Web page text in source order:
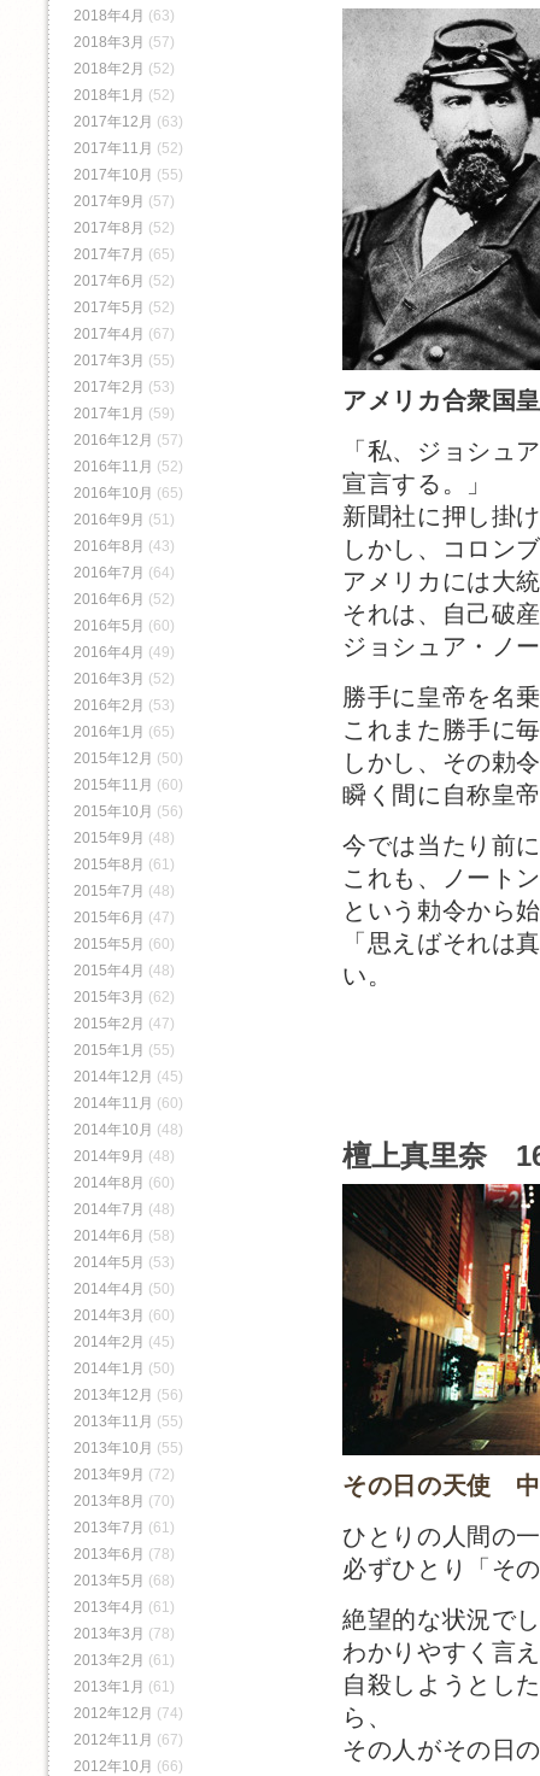
アメリカ合衆国
「私、ジョシュ
宣言する。」
新聞社に押し掛
しかし、コロン
アメリカには大
それは、自己破
ジョシュア・ノ
勝手に皇帝を名
これまた勝手に
しかし、その勅
瞬く間に自称皇
今では当たり前
これも、ノート
という勅令から
「思えばそれは
い。
檀上真里奈
その日の天使
ひとりの人間の
必ずひとり「そ
絶望的な状況で
わかりやすく言
自殺しようとし
ら、
その人がその日
2018年4月 (63)
2018年3月 (57)
2018年2月 (52)
2018年1月 (52)
2017年12月 (63)
2017年11月 (52)
2017年10月 (55)
2017年9月 (57)
2017年8月 (52)
2017年7月 (65)
2017年6月 (52)
2017年5月 (52)
2017年4月 (67)
2017年3月 (55)
2017年2月 (53)
2017年1月 (59)
2016年12月 (57)
2016年11月 (52)
2016年10月 (65)
2016年9月 (51)
2016年8月 (43)
2016年7月 (64)
2016年6月 (52)
2016年5月 (60)
2016年4月 (49)
2016年3月 (52)
2016年2月 (53)
2016年1月 (65)
2015年12月 (50)
2015年11月 (60)
2015年10月 (56)
2015年9月 (48)
2015年8月 (61)
2015年7月 (48)
2015年6月 (47)
2015年5月 (60)
2015年4月 (48)
2015年3月 (62)
2015年2月 (47)
2015年1月 (55)
2014年12月 (45)
2014年11月 (60)
2014年10月 (48)
2014年9月 (48)
2014年8月 (60)
2014年7月 (48)
2014年6月 (58)
2014年5月 (53)
2014年4月 (50)
2014年3月 (60)
2014年2月 (45)
2014年1月 (50)
2013年12月 (56)
2013年11月 (55)
2013年10月 (55)
2013年9月 (72)
2013年8月 (70)
2013年7月 (61)
2013年6月 (78)
2013年5月 (68)
2013年4月 (61)
2013年3月 (78)
2013年2月 (61)
2013年1月 (61)
2012年12月 (74)
2012年11月 (67)
2012年10月 (66)